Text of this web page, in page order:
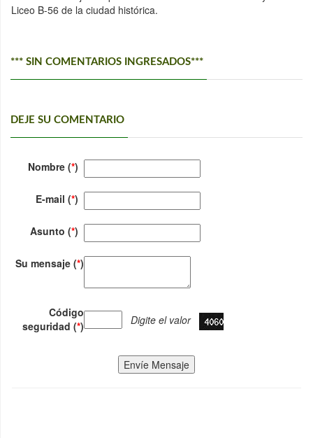
Liceo B-56 de la ciudad histórica.
*** SIN COMENTARIOS INGRESADOS***
DEJE SU COMENTARIO
Nombre (*)
E-mail (*)
Asunto (*)
Su mensaje (*)
Código
seguridad (*) Digite el valor
Envíe Mensaje